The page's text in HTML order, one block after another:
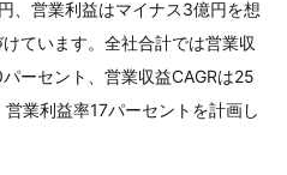
、営業利益はマイナス3億円を想
ています。全社合計では営業収
ーセント、営業収益CAGRは25
業利益率17パーセントを計画し